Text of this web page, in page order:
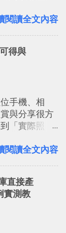
3. 「 有彈性
地方和公司
版的同類平
率團隊通訊
for Slack：
專案任務排
的地圖」服
造出一張一
製作一本新
地點地圖
「我的地
可以解決許
常常難懂，
訂地圖還能補
就是最好的
能跟朋友共
閱讀全文內容
得與
手機、相
與分享很方
「實際照
當小禮物 把照
立即拿到、
有印表機
店」同樣也
閱讀全文內容
直接產
實測教